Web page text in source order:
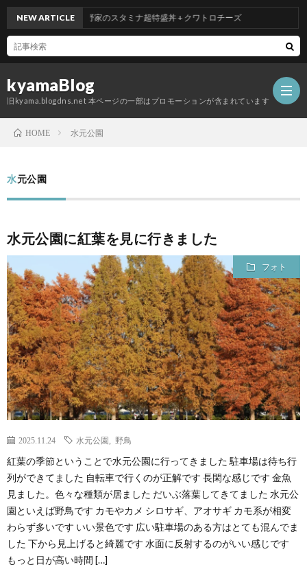
kyamaBlog
旧kyama.blogdns.net 本ページの一部はプロモーションが含まれています
NEW ARTICLE吉野家のスタミナ超特盛丼 + クワトロチーズ
HOME 水元公園
水元公園
水元公園に紅葉を見に行きました
フォト
2025.11.24 水元公園 野鳥
紅葉の季節ということで水元公園に行ってきました 駐車場は待ち行
列ができてました 自転車で行くのが正解です 長閑な感じです 金魚
見ました。色々な種類が居ました だいぶ落葉してきてました 水元公
園といえば野鳥です カモやカメ シロサギ、アオサギ カモ系が相変
わらず多いです いい景色です 広い駐車場のある方はとても混んでま
した 下から見上げると綺麗です 水面に反射するのがいい感じです
もっと日が高い時間 […]